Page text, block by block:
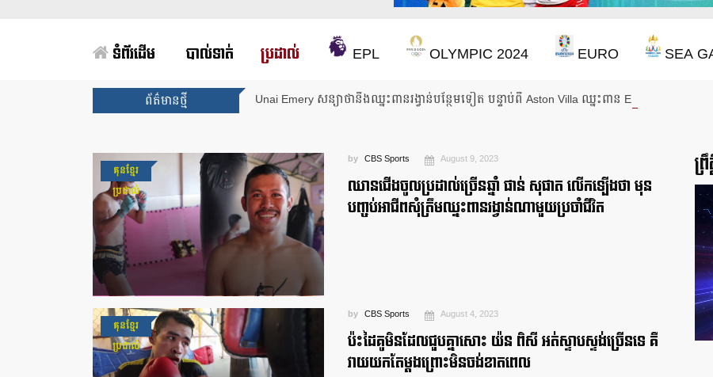
ទំព័រដើម បាល់ទាត់ ប្រដាល់ EPL OLYMPIC 2024 EURO SEA
ព័ត៌មានថ្មី Unai Emery សន្យាថានឹងឈ្នះពានរង្វាន់បន្ថែមទៀត បន្ទាប់ពី Aston Villa ឈ្នះពាន Europa League
គុនខ្មែរ
ប្រដាល់
by CBS Sports August 9, 2023
ឈានជើងចូលប្រដាល់ច្រើនឆ្នាំ ផាន់ សុផាត លើកឡើងថា មុន
បញ្ចប់អាជីពសុំត្រឹមឈ្នះពានរង្វាន់ណាមួយប្រចាំជីវិត
គុនខ្មែរ
ប្រដាល់
by CBS Sports August 4, 2023
ប៉ះដៃគូមិនដែលជួបគ្នាសោះ យ៉ន ពិសី អត់ស្ទាបស្ទង់ច្រើនទេ គឺ
វាយយកតែម្ដងព្រោះមិនចង់ខាតពេល
ព្